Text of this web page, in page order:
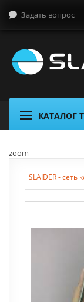
Задать вопрос
КАТАЛОГ
zoom
SLAIDER -